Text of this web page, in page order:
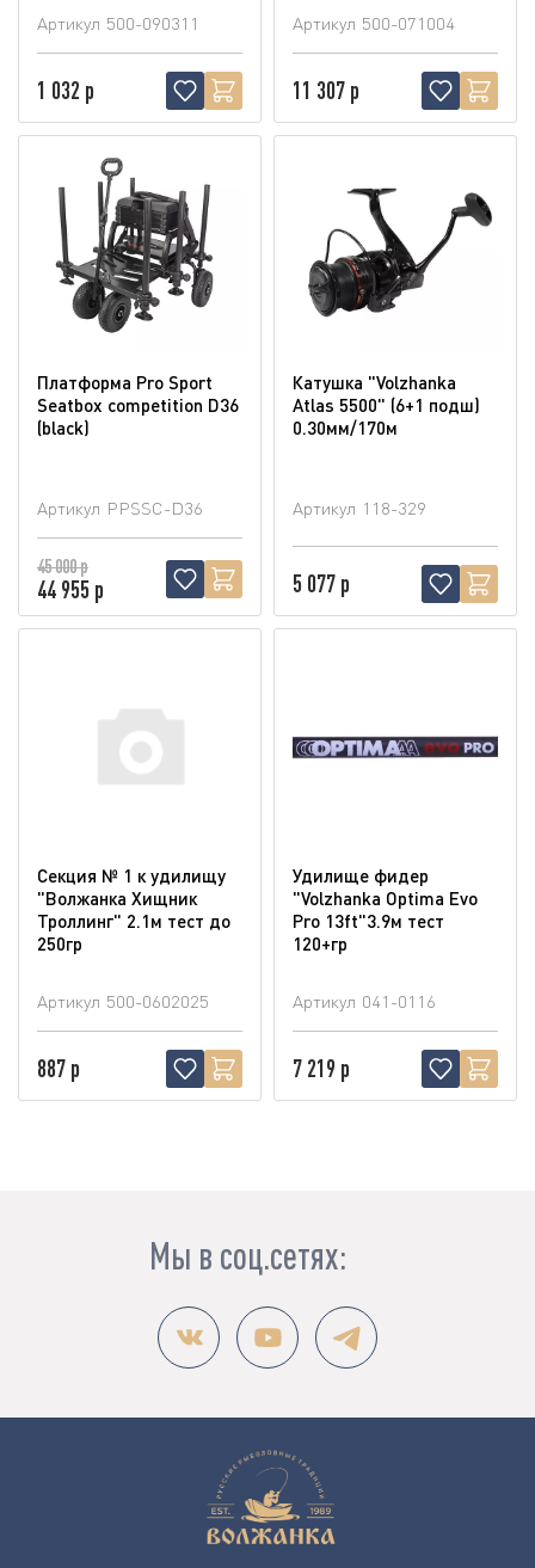
Артикул 500-090311
1 032 р
Артикул 500-071004
11 307 р
Платформа Pro Sport
Seatbox competition D36
(blaсk)
Артикул PPSSC-D36
45 000 р
44 955 р
Катушка "Volzhanka
Atlas 5500" (6+1 подш)
0.30мм/170м
Артикул 118-329
5 077 р
Секция № 1 к удилищу
"Волжанка Хищник
Троллинг" 2.1м тест до
250гр
Артикул 500-0602025
887 р
Удилище фидер
"Volzhanka Optima Evo
Pro 13ft"3.9м тест
120+гр
Артикул 041-0116
7 219 р
Мы в соц.сетях: